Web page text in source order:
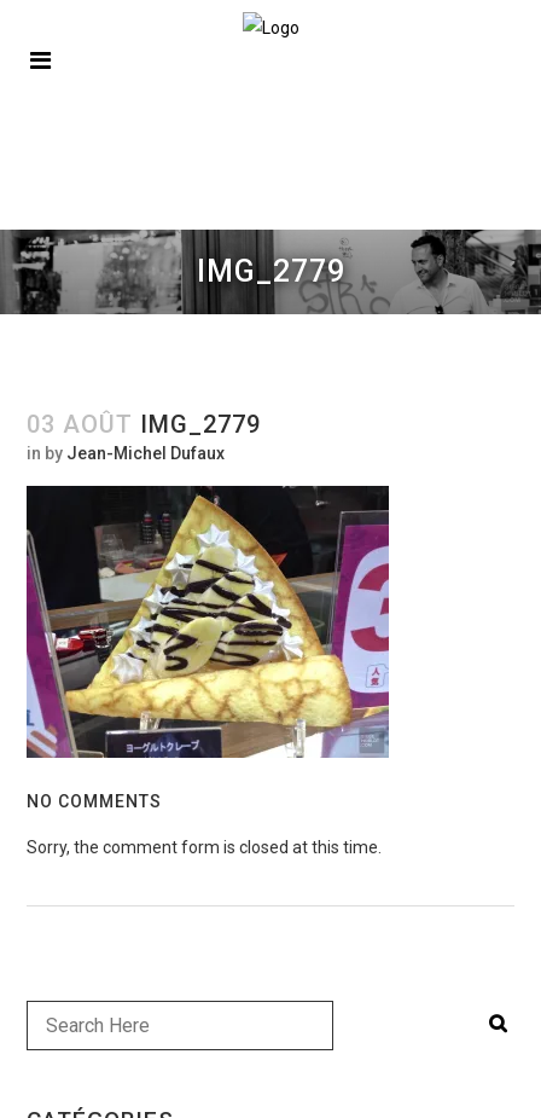
IMG_2779
03 AOÛT IMG_2779
in by Jean-Michel Dufaux
NO COMMENTS
Sorry, the comment form is closed at this time.